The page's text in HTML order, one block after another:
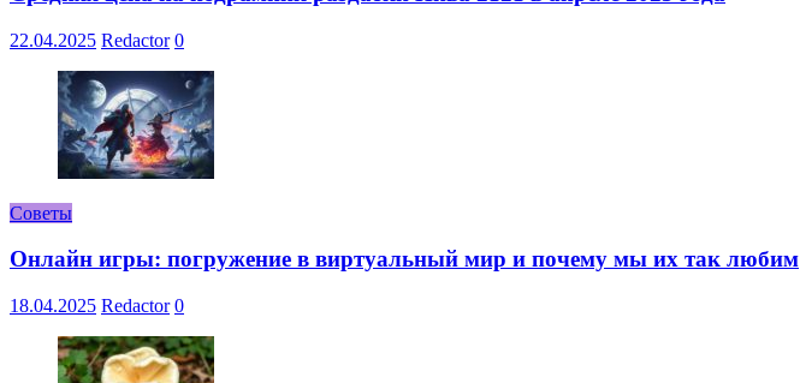
22.04.2025 Redactor 0
Советы
Онлайн игры: погружение в виртуальный мир и почему мы их так любим
18.04.2025 Redactor 0